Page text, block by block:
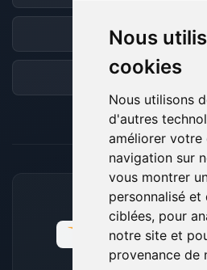
Nous
cookies
Nous utilisons
d'autres
améliorer votre
navigation sur
vous montrer
personnalisé
ciblées, pour
notre site et
provenance de
Forum
MOYENS DE